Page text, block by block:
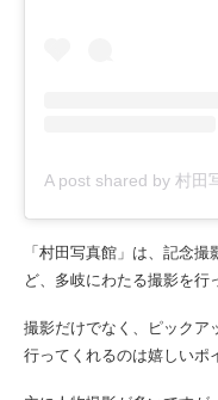
「村田写真館」は、記念
ど、多岐にわたる撮影を行
撮影だけでなく、ピックア
行ってくれるのは嬉しいポ